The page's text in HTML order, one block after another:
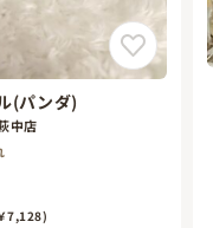
(パンダ)
中店
7,128)